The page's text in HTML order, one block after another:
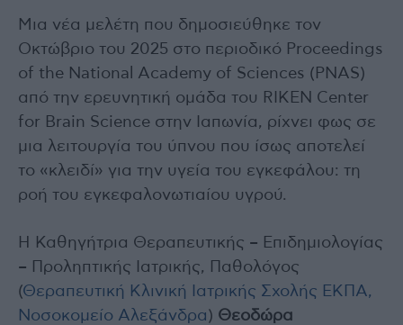
Μια νέα μελέτη που δημοσιεύθηκε τον
Οκτώβριο του 2025 στο περιοδικό Proceedings
of the National Academy of Sciences (PNAS)
από την ερευνητική ομάδα του RIKEN Center
for Brain Science στην Ιαπωνία, ρίχνει φως σε
μια λειτουργία του ύπνου που ίσως αποτελεί
το «κλειδί» για την υγεία του εγκεφάλου: τη
ροή του εγκεφαλονωτιαίου υγρού.
Η Καθηγήτρια Θεραπευτικής – Επιδημιολογίας
– Προληπτικής Ιατρικής, Παθολόγος
(Θεραπευτική Κλινική Ιατρικής Σχολής ΕΚΠΑ,
Νοσοκομείο Αλεξάνδρα) Θεοδώρα